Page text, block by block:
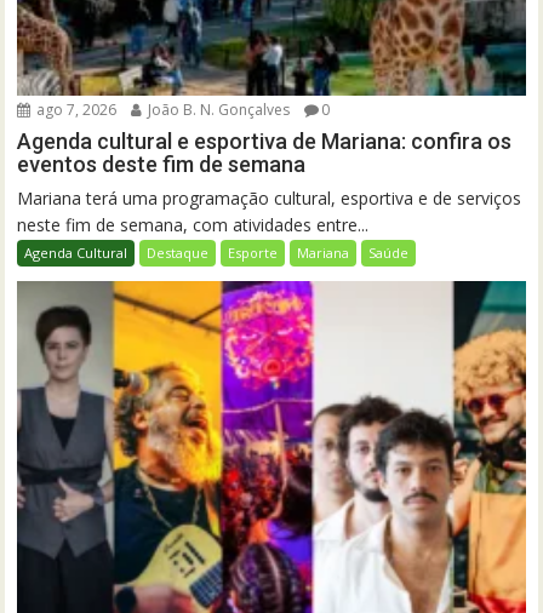
ago 7, 2026 João B. N. Gonçalves 0
Agenda cultural e esportiva de Mariana: confira os
eventos deste fim de semana
Mariana terá uma programação cultural, esportiva e de serviços
neste fim de semana, com atividades entre...
Agenda Cultural Destaque Esporte Mariana Saúde